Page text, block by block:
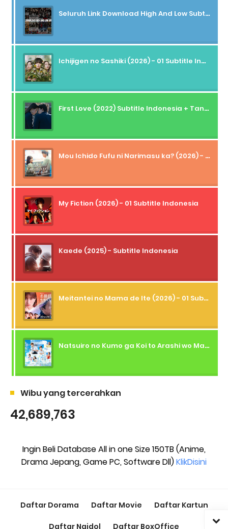
Seluruh Link Download High And Low Subtitle Indonesia
Ichijigen no Sashiki (2026) - 01 Subtitle Indonesia
First Love (2022) Subtitle Indonesia + Tanpa Iklan + Streaming + 1080p
Mou Ichido Fufu ni Narimasu ka? (2026) - 01 Subtitle Indonesia
My Fiction (2026) - 01 Subtitle Indonesia
Kaede (2025) - Subtitle Indonesia
Meitantei no Mama de Ite (2026) - 01 Subtitle Indonesia
Natsuiro no Kumo ga Koi to Arashi wo Makiokosu (2026) - 01 Subtitle Indonesia
Wibu yang tercerahkan
42,689,763
Ingin Beli Database All in one Size 150TB (Anime,
Drama Jepang, Game PC, Software Dll)KlikDisini
Daftar Dorama Daftar Movie Daftar Kartun
Daftar Ngidol Daftar BoxOffice